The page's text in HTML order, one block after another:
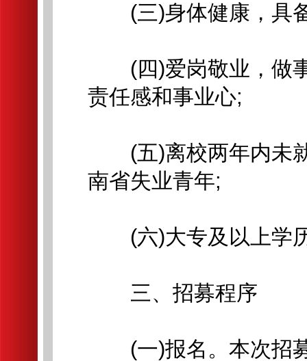
(三)身体健康，具备
(四)爱岗敬业，做事
责任感和事业心;
‍(五)离校两年内未就
南省失业青年;
(六)大专及以上学
三、招募程序
(一)报名。本次招募